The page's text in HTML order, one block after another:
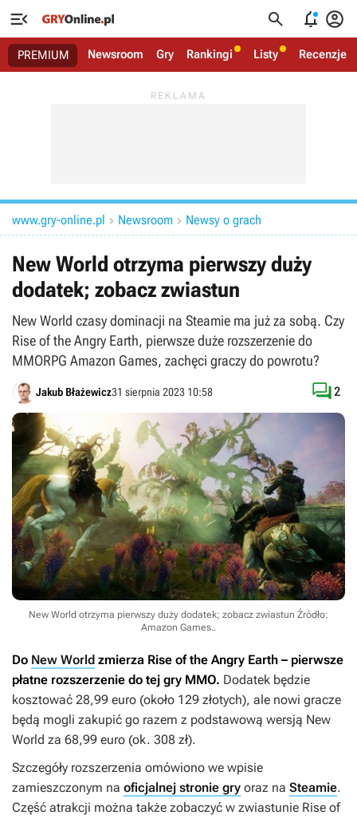
   
PREMIUM Newsroom Gry Rankingi Listy Recenzje
www.gry-online.pl  Newsroom  Newsy o grach
New World otrzyma pierwszy duży
dodatek; zobacz zwiastun
New World czasy dominacji na Steamie ma już za sobą. Czy
Rise of the Angry Earth, pierwsze duże rozszerzenie do
MMORPG Amazon Games, zachęci graczy do powrotu?
Jakub Błażewicz31 sierpnia 2023 10:58 2
New World otrzyma pierwszy duży dodatek; zobacz zwiastun Źródło:
Amazon Games..
Do New World zmierza Rise of the Angry Earth – pierwsze
płatne rozszerzenie do tej gry MMO. Dodatek będzie
kosztować 28,99 euro (około 129 złotych), ale nowi gracze
będą mogli zakupić go razem z podstawową wersją New
World za 68,99 euro (ok. 308 zł).
Szczegóły rozszerzenia omówiono we wpisie
zamieszczonym na oficjalnej stronie gry oraz na Steamie.
Część atrakcji można także zobaczyć w zwiastunie Rise of